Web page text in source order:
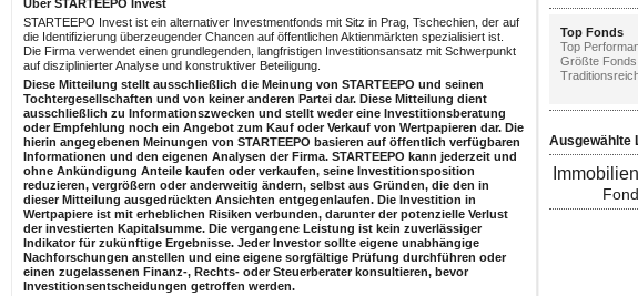
Über STARTEEPO Invest
STARTEEPO Invest ist ein alternativer Investmentfonds mit Sitz in Prag, Tschechien, der auf
die Identifizierung überzeugender Chancen auf öffentlichen Aktienmärkten spezialisiert ist.
Die Firma verwendet einen grundlegenden, langfristigen Investitionsansatz mit Schwerpunkt
auf disziplinierter Analyse und konstruktiver Beteiligung.
Diese Mitteilung stellt ausschließlich die Meinung von STARTEEPO und seinen
Tochtergesellschaften und von keiner anderen Partei dar. Diese Mitteilung dient
ausschließlich zu Informationszwecken und stellt weder eine Investitionsberatung
oder Empfehlung noch ein Angebot zum Kauf oder Verkauf von Wertpapieren dar. Die
hierin angegebenen Meinungen von STARTEEPO basieren auf öffentlich verfügbaren
Informationen und den eigenen Analysen der Firma. STARTEEPO kann jederzeit und
ohne Ankündigung Anteile kaufen oder verkaufen, seine Investitionsposition
reduzieren, vergrößern oder anderweitig ändern, selbst aus Gründen, die den in
dieser Mitteilung ausgedrückten Ansichten entgegenlaufen. Die Investition in
Wertpapiere ist mit erheblichen Risiken verbunden, darunter der potenzielle Verlust
der investierten Kapitalsumme. Die vergangene Leistung ist kein zuverlässiger
Indikator für zukünftige Ergebnisse. Jeder Investor sollte eigene unabhängige
Nachforschungen anstellen und eine eigene sorgfältige Prüfung durchführen oder
einen zugelassenen Finanz-, Rechts- oder Steuerberater konsultieren, bevor
Investitionsentscheidungen getroffen werden.
Top Fonds
Top
Größte Fonds
Ausgewählte